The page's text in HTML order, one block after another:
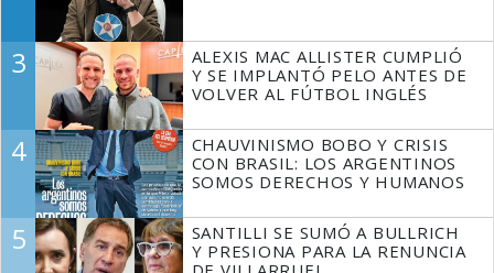
3
ALEXIS MAC ALLISTER CUMPLIÓ
Y SE IMPLANTÓ PELO ANTES DE
VOLVER AL FÚTBOL INGLÉS
4
CHAUVINISMO BOBO Y CRISIS
CON BRASIL: LOS ARGENTINOS
SOMOS DERECHOS Y HUMANOS
5
SANTILLI SE SUMÓ A BULLRICH
Y PRESIONA PARA LA RENUNCIA